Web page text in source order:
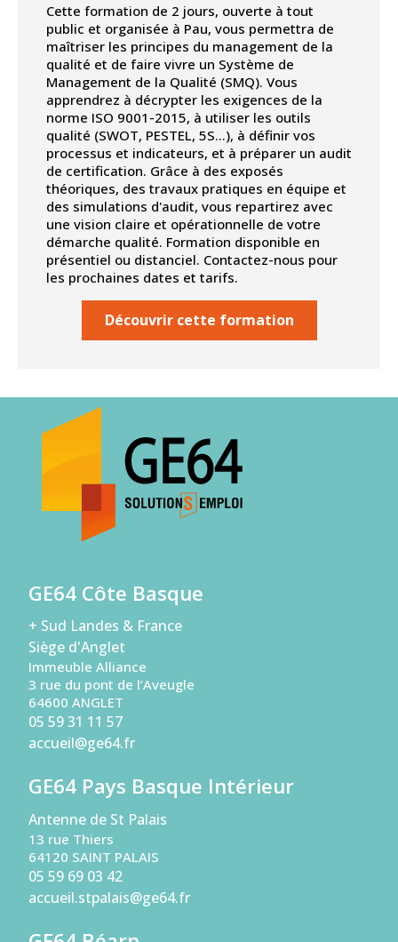
Cette formation de 2 jours, ouverte à tout
public et organisée à Pau, vous permettra de
maîtriser les principes du management de la
qualité et de faire vivre un Système de
Management de la Qualité (SMQ). Vous
apprendrez à décrypter les exigences de la
norme ISO 9001-2015, à utiliser les outils
qualité (SWOT, PESTEL, 5S…), à définir vos
processus et indicateurs, et à préparer un audit
de certification. Grâce à des exposés
théoriques, des travaux pratiques en équipe et
des simulations d'audit, vous repartirez avec
une vision claire et opérationnelle de votre
démarche qualité. Formation disponible en
présentiel ou distanciel. Contactez-nous pour
les prochaines dates et tarifs.
Découvrir cette formation
GE64 Côte Basque
+ Sud Landes & France
Siège d'Anglet
Immeuble Alliance
3 rue du pont de l’Aveugle
64600 ANGLET
05 59 31 11 57
accueil@ge64.fr
GE64 Pays Basque Intérieur
Antenne de St Palais
13 rue Thiers
64120 SAINT PALAIS
05 59 69 03 42
accueil.stpalais@ge64.fr